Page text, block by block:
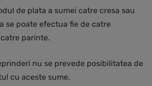
de plata a sumei catre cresa sau
se poate efectua fie de catre
parinte.
nu se prevede posibilitatea de
cu aceste sume.